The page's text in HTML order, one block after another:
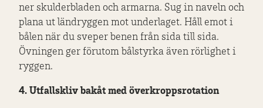
ner skulderbladen och armarna. Sug in naveln och
plana ut ländryggen mot underlaget. Håll emot i
bålen när du sveper benen från sida till sida.
Övningen ger förutom bålstyrka även rörlighet i
ryggen.
4. Utfallskliv bakåt med överkroppsrotation